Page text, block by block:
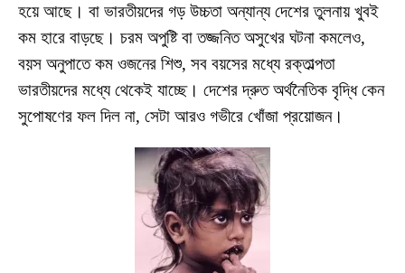
হয়ে আছে। বা ভারতীয়দের গড় উচ্চতা অন্যান্য দেশের তুলনায় খুবই
কম হারে বাড়ছে। চরম অপুষ্টি বা তজ্জনিত অসুখের ঘটনা কমলেও,
বয়স অনুপাতে কম ওজনের শিশু, সব বয়সের মধ্যে রক্তাল্পতা
ভারতীয়দের মধ্যে থেকেই যাচ্ছে। দেশের দ্রুত অর্থনৈতিক বৃদ্ধি কেন
সুপোষণের ফল দিল না, সেটা আরও গভীরে খোঁজা প্রয়োজন।